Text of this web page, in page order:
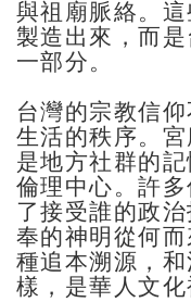
與祖廟脈絡。
製造出來，而
一部分。
台灣的宗教信
生活的秩序。
是地方社群的
倫理中心。許
了接受誰的政
奉的神明從何
種追本溯源，
樣，是華人文化